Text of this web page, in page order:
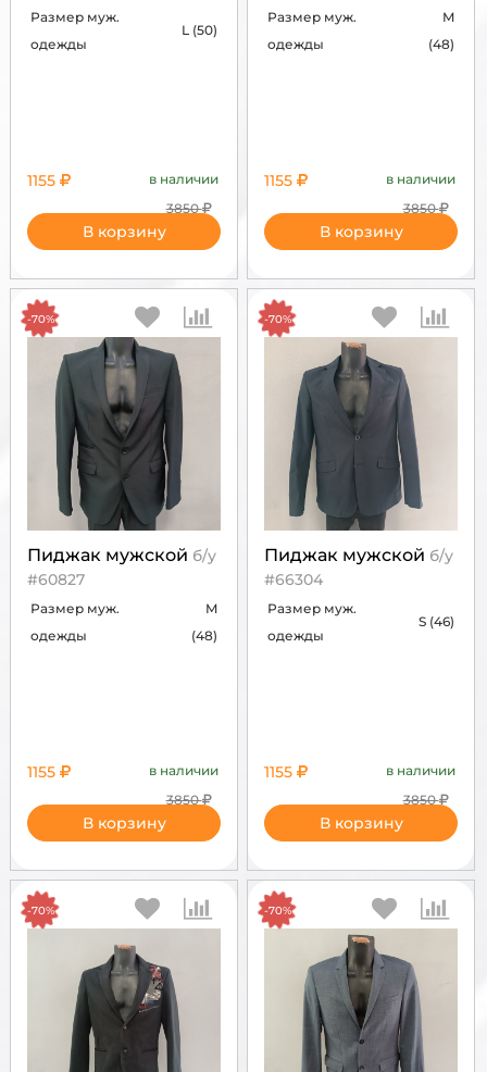
Размер муж.
одежды
L (50)
1155
в наличии
3850
В корзину
Размер муж.
одежды
M
(48)
1155
в наличии
3850
В корзину
Пиджак мужской б/у
#60827
Размер муж.
одежды
M
(48)
-70%
1155
в наличии
3850
В корзину
Пиджак мужской б/у
#66304
Размер муж.
одежды
S (46)
-70%
1155
в наличии
3850
В корзину
-70% -70%